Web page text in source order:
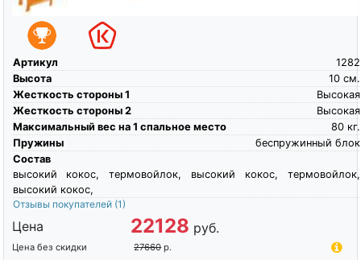
Артикул
1282
Высота
см.
10
Жесткость стороны 1
Высокая
Жесткость стороны 2
Высокая
Максимальный вес на 1 спальное место
кг.
80
Пружины
беспружинный блок
Состав
высокий кокос, термовойлок, высокий кокос, термовойлок,
высокий кокос,
Отзывы покупателей (1)
Цена 22128 руб.
Цена без скидки 27660 р.